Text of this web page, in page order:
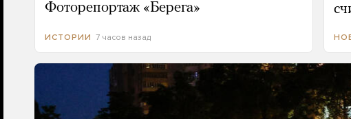
Фоторепортаж «Берега»
ИСТОРИИ 7 часов назад